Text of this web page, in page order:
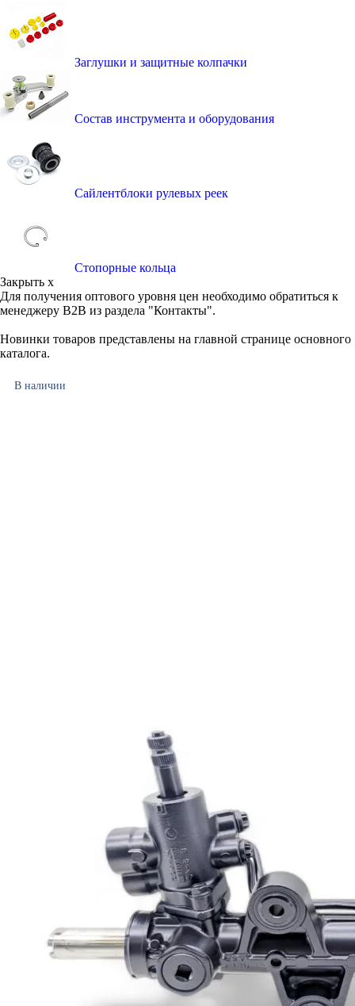
Заглушки и защитные колпачки
Состав инструмента и оборудования
Сайлентблоки рулевых реек
Стопорные кольца
Закрыть x
Для получения оптового уровня цен необходимо обратиться к
менеджеру B2B из раздела "Контакты".
Новинки товаров представлены на главной странице основного
каталога.
В наличии